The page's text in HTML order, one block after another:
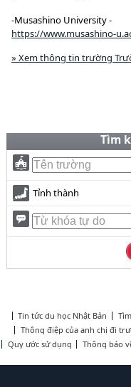
-Musashino University -
https://www.musashino-
» Xem thông tin trường
Tìm
Tỉnh thành
Tin tức du học Nhật Bản
Thông điệp của anh chị đi
Quy ước sử dụng
Thông báo